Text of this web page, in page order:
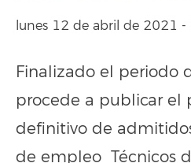
lunes 12 de abril de 2021 -
Finalizado el periodo
procede a publicar el
definitivo de
de empleo Técnicos